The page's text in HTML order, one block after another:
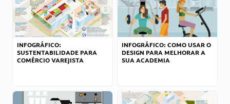
INFOGRÁFICO:
SUSTENTABILIDADE PARA
COMÉRCIO VAREJISTA
INFOGRÁFICO: COMO USAR O
DESIGN PARA MELHORAR A
SUA ACADEMIA